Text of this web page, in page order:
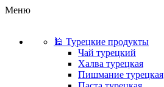
Меню
🕌 Турецкие продукты
Чай турецкий
Халва турецкая
Пишмание турецкая